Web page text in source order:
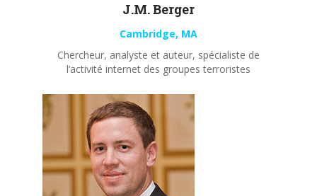
J.M. Berger
Cambridge, MA
Chercheur, analyste et auteur, spécialiste de
l’activité internet des groupes terroristes